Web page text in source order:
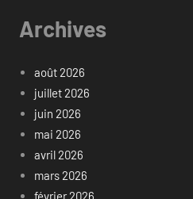
Archives
août 2026
juillet 2026
juin 2026
mai 2026
avril 2026
mars 2026
février 2026